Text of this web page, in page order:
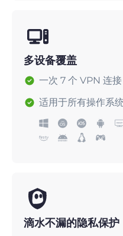
多设备覆盖
一次 7 个 VPN 连接
适用于所有操作系
滴水不漏的隐私保护